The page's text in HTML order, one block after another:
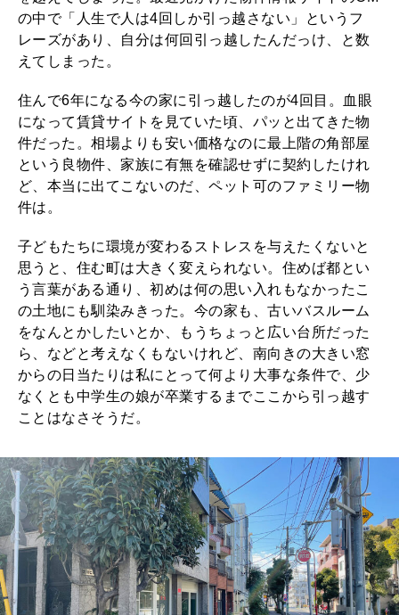
2026年1月号「猫がいれば、幸せ」
2025年12月号「お酒の新常識。」
の中で「人生で人は4回しか引っ越さない」というフ
レーズがあり、自分は何回引っ越したんだっけ、と数
えてしまった。
住んで6年になる今の家に引っ越したのが4回目。血眼
になって賃貸サイトを見ていた頃、パッと出てきた物
件だった。相場よりも安い価格なのに最上階の角部屋
という良物件、家族に有無を確認せずに契約したけれ
ど、本当に出てこないのだ、ペット可のファミリー物
件は。
子どもたちに環境が変わるストレスを与えたくないと
思うと、住む町は大きく変えられない。住めば都とい
う言葉がある通り、初めは何の思い入れもなかったこ
の土地にも馴染みきった。今の家も、古いバスルーム
をなんとかしたいとか、もうちょっと広い台所だった
ら、などと考えなくもないけれど、南向きの大きい窓
からの日当たりは私にとって何より大事な条件で、少
なくとも中学生の娘が卒業するまでここから引っ越す
ことはなさそうだ。